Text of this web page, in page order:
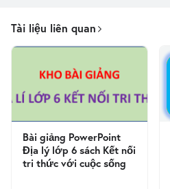
Tài liệu liên quan
Bài giảng PowerPoint
Địa lý lớp 6 sách Kết nối
tri thức với cuộc sống